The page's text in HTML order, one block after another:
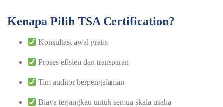
Kenapa Pilih TSA Certification?
Konsultasi awal gratis
Proses efisien dan transparan
Tim auditor berpengalaman
Biaya terjangkau untuk semua skala usaha